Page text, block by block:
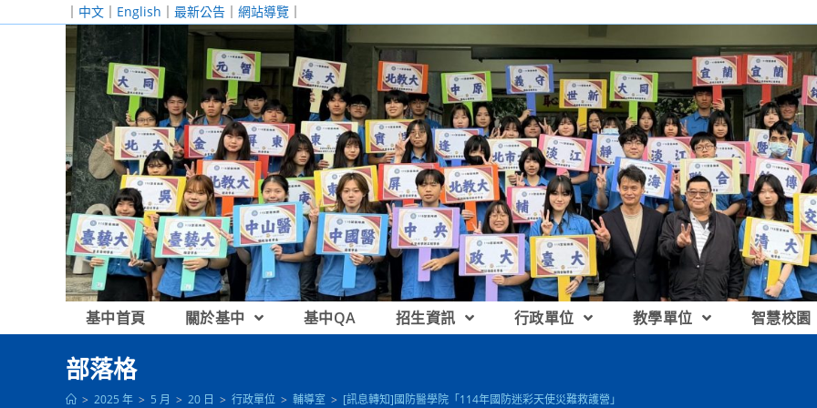
｜ 中文 ｜ English ｜ 最新公告 ｜ 網站導覽 ｜
基中首頁 關於基中 基中QA 招生資訊 行政單位 教學單位 智慧校園
部落格
> 2025 年 > 5 月 > 20 日 > 行政單位 > 輔導室 > [訊息轉知]國防醫學院「114年國防迷彩天使災難救護營」